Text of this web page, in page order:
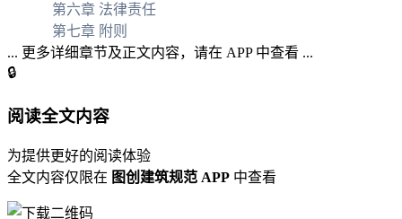
第六章 法律责任
第七章 附则
... 更多详细章节及正文内容，请在 APP 中查看 ...
🔒
阅读全文内容
为提供更好的阅读体验
全文内容仅限在 图创建筑规范 APP 中查看